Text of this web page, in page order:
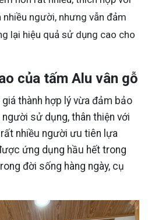
nhiều người, nhưng vẫn đảm
lại hiệu quả sử dụng cao cho
của tấm Alu vân gỗ
thành hợp lý vừa đảm bảo
sử dụng, thân thiện với
nhiều người ưu tiên lựa
ứng dụng hầu hết trong
đời sống hàng ngày, cụ